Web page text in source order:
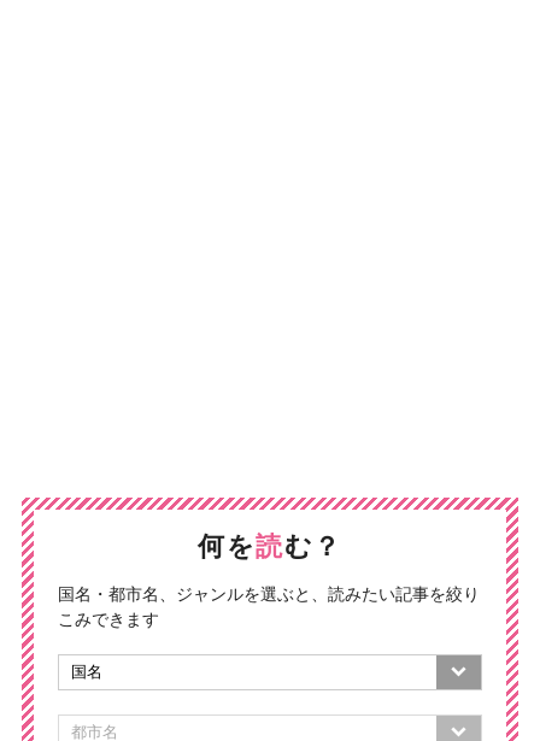
何を読む？
国名・都市名、ジャンルを選ぶと、読みたい記事を絞り
こみできます